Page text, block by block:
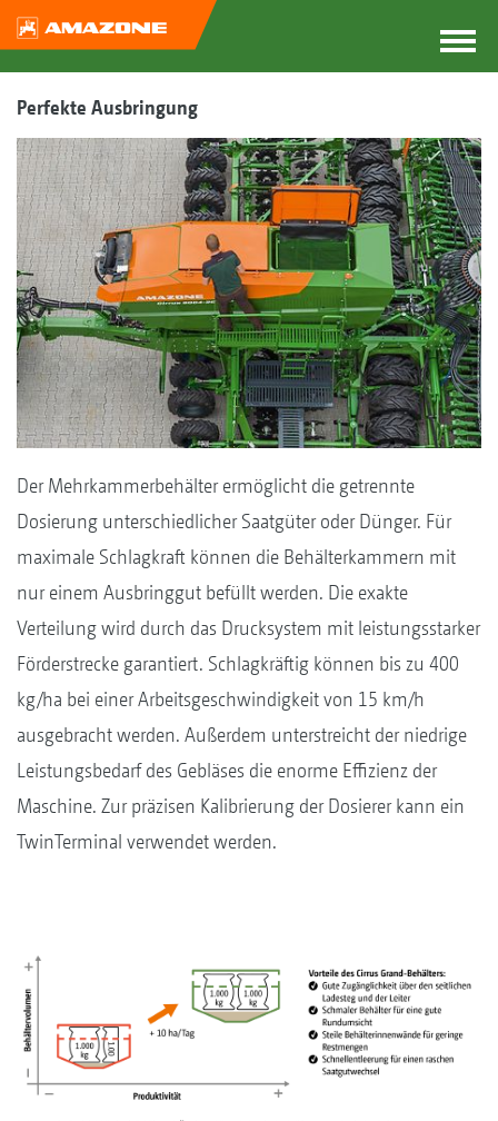
Perfekte Ausbringung
Der Mehrkammerbehälter ermöglicht die getrennte
Dosierung unterschiedlicher Saatgüter oder Dünger. Für
maximale Schlagkraft können die Behälterkammern mit
nur einem Ausbringgut befüllt werden. Die exakte
Verteilung wird durch das Drucksystem mit leistungsstarker
Förderstrecke garantiert. Schlagkräftig können bis zu 400
kg/ha bei einer Arbeitsgeschwindigkeit von 15 km/h
ausgebracht werden. Außerdem unterstreicht der niedrige
Leistungsbedarf des Gebläses die enorme Effizienz der
Maschine. Zur präzisen Kalibrierung der Dosierer kann ein
TwinTerminal verwendet werden.